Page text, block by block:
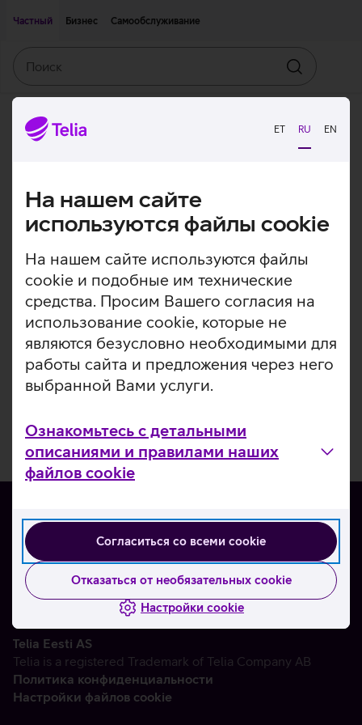
ET RU EN
На нашем сайте
используются файлы cookie
На нашем сайте используются файлы
cookie и подобные им технические
средства. Просим Вашего согласия на
использование cookie, которые не
являются безусловно необходимыми для
работы сайта и предложения через него
выбранной Вами услуги.
Ознакомьтесь с детальными
описаниями и правилами наших
файлов cookie
Согласиться со всеми cookie
Отказаться от необязательных cookie
Настройки cookie
Частный
Бизнес Самообслуживание
Искать
О нас
Контакты
Партнерам
Telia Eesti AS
Telia is a registered Trademark of Telia Company AB
Политика конфиденциальности
Настройки файлов cookie